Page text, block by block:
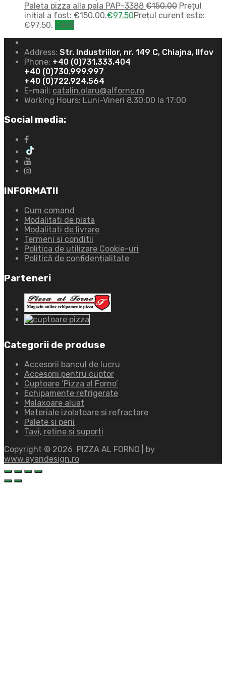
Paleta pizza alla pala PAP-3388 €150.00 Prețul
inițial a fost: €150.00.€97.50Prețul curent este:
€97.50. -35%
Address: Str. Industriilor, nr. 149 C, Chiajna, Ilfov
Phone: +40 (0)731.333.404
+40 (0)730.999.997
+40 (0)722.924.564
E-mail: catalin.olaru@alforno.ro
Working Hours: Luni-Vineri 8.30:00 la 17:00
Social media:
INFORMATII
Cum comand
Modalitati de plata
Modalitati de livrare
Termeni si conditii
Politica de utilizare Cookie-uri
Politică de confidențialitate
Parteneri
Categorii de produse
Accesorii bancul de lucru
Accesorii pentru cuptor
Cuptoare ‘Pizza al Forno’
Echipamente refrigerate
Malaxoare aluat
Materiale izolatoare si refractare
Palete si perii
Tavi, retine si suporti
Copyright © 2026 PIZZA AL FORNO | by
www.ayandesign.ro